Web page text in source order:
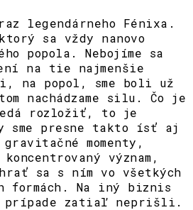
legendárneho Fénixa.
sa vždy nanovo
popola. Nebojíme sa
na tie najmenšie
na popol, sme boli už
nachádzame silu. Čo je
rozložiť, to je
sme presne takto ísť aj
momenty,
význam,
sa s ním vo všetkých
formách. Na iný biznis
prípade zatiaľ neprišli.